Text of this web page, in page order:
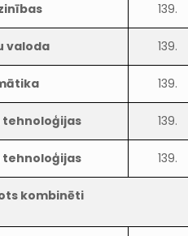
139.
valoda 139.
139.
139.
139.
kombinēti